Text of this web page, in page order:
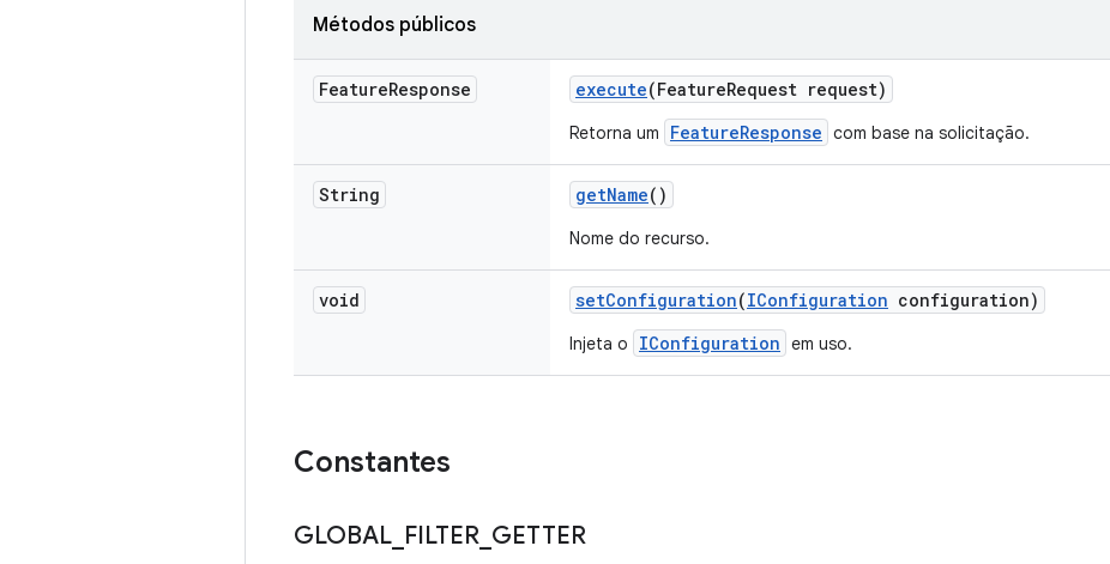
Métodos públicos
FeatureResponse execute(FeatureRequest request)
Retorna um FeatureResponse com base na solicitação.
String getName()
Nome do recurso.
void setConfiguration(IConfiguration configuration)
Injeta o IConfiguration em uso.
Constantes
GLOBAL FILTER GETTER